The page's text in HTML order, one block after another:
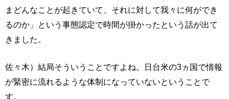
まどんなことが起きていて、それに対して我々に何ができ
るのか」という事態認定で時間が掛かったという話が出て
きました。
佐々木）結局そういうことですよね。日台米の3ヵ国で情報
が緊密に流れるような体制になっていないということで
す。